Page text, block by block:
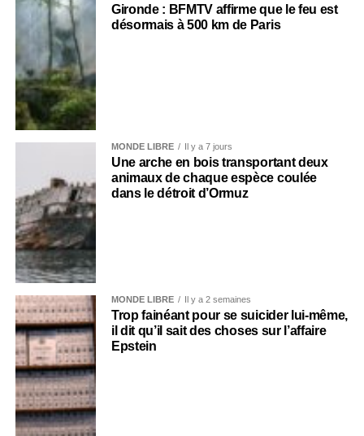
Gironde : BFMTV affirme que le feu est
désormais à 500 km de Paris
MONDE LIBRE Il y a 7 jours
Une arche en bois transportant deux
animaux de chaque espèce coulée
dans le détroit d’Ormuz
MONDE LIBRE Il y a 2 semaines
Trop fainéant pour se suicider lui-même,
il dit qu’il sait des choses sur l’affaire
Epstein